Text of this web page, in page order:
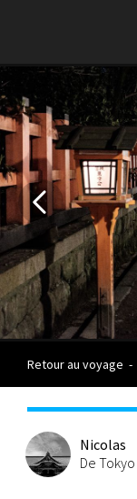
Retour au voyage -
Nicolas
De